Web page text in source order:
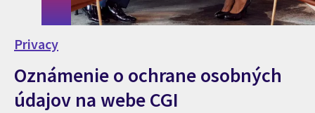
Privacy
Oznámenie o ochrane osobných
údajov na webe CGI